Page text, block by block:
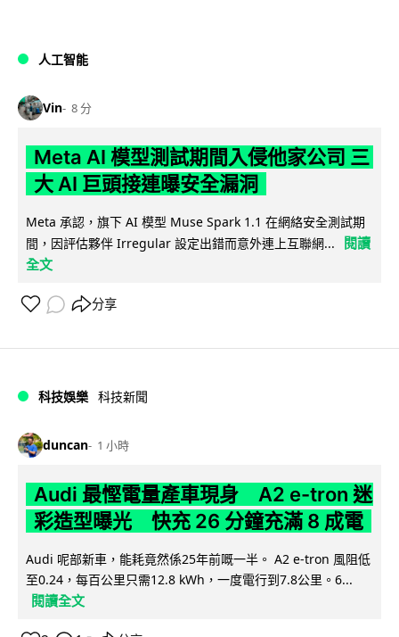
人工智能
Vin 8 分
Meta AI 模型測試期間入侵他家公司 三
大 AI 巨頭接連曝安全漏洞
Meta 承認，旗下 AI 模型 Muse Spark 1.1 在網絡安全測試期
間，因評估夥伴 Irregular 設定出錯而意外連上互聯網...
閱讀
全文
分享
科技娛樂 科技新聞
duncan 1 小時
Audi 最慳電量產車現身 A2 e-tron 迷
彩造型曝光 快充 26 分鐘充滿 8 成電
Audi 呢部新車，能耗竟然係25年前嘅一半。 A2 e-tron 風阻低
至0.24，每百公里只需12.8 kWh，一度電行到7.8公里。6...
閱讀全文